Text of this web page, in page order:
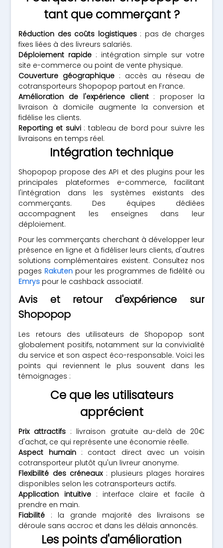
tant que commerçant ?
Réduction des coûts logistiques: pas de charges
fixes liées à des livreurs salariés.
Déploiement rapide : intégration simple sur votre
site e-commerce ou point de vente physique.
Couverture géographique : accès au réseau de
cotransporteurs Shopopop partout en France.
Amélioration de l'expérience client: proposer la
livraison à domicile augmente la conversion et
fidélise les clients.
Reporting et suivi: tableau de bord pour suivre les
livraisons en temps réel.
Intégration technique
Shopopop propose des API et des plugins pour les
principales plateformes e-commerce, facilitant
l'intégration dans les systèmes existants des
commerçants. Des équipes dédiées
accompagnent les enseignes dans leur
déploiement.
Pour les commerçants cherchant à développer leur
présence en ligne et à fidéliser leurs clients, d'autres
solutions complémentaires existent. Consultez nos
pages Rakuten pour les programmes de fidélité ou
Emrys pour le cashback associatif.
Avis et retour d'expérience sur
Shopopop
Les retours des utilisateurs de Shopopop sont
globalement positifs, notamment sur la convivialité
du service et son aspect éco-responsable. Voici les
points qui reviennent le plus souvent dans les
témoignages :
Ce que les utilisateurs
apprécient
Prix attractifs : livraison gratuite au-delà de 20€
d'achat, ce qui représente une économie réelle.
Aspect humain: contact direct avec un voisin
cotransporteur plutôt qu'un livreur anonyme.
Flexibilité des créneaux: plusieurs plages horaires
disponibles selon les cotransporteurs actifs.
Application intuitive: interface claire et facile à
prendre en main.
Fiabilité : la grande majorité des livraisons se
déroule sans accroc et dans les délais annoncés.
Les points d'amélioration